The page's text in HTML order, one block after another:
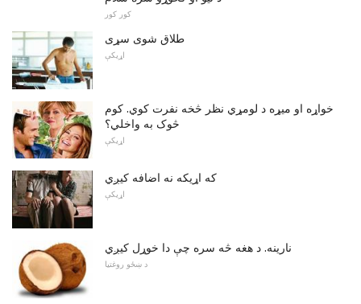
کور کور
طلاق شوی سړی
اړیکې
خواړه او میړه د لومړي نظر څخه نفرت کوي. کوم
څوک به واخلي؟
اړیکې
که اړیکه نه اضافه کیږي
اړیکې
نارینه. د هغه څه سره چې دا خوړل کیږي
د ښځو روغتیا